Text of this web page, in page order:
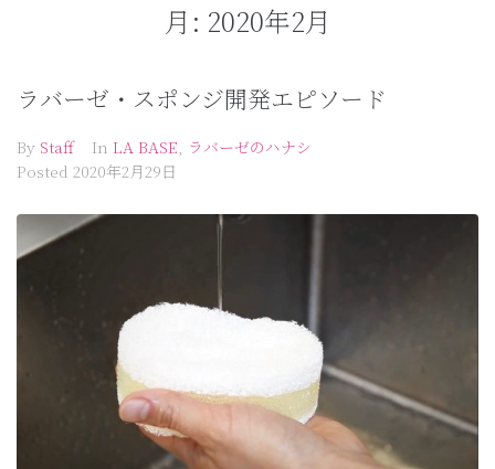
月: 2020年2月
ラバーゼ・スポンジ開発エピソード
By Staff In LA BASE, ラバーゼのハナシ
Posted 2020年2月29日